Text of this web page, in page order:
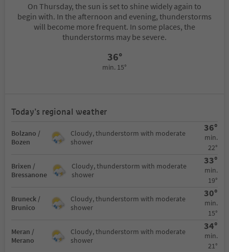
On Thursday, the sun is set to shine widely again to
begin with. In the afternoon and evening, thunderstorms
will become more frequent. In some places, the
thunderstorms may be severe.
36°
min. 15°
Today’s regional weather
Bolzano /
Bozen
Cloudy, thunderstorm with moderate
shower
36°
min.
22°
Brixen /
Bressanone
Cloudy, thunderstorm with moderate
shower
33°
min.
19°
Bruneck /
Brunico
Cloudy, thunderstorm with moderate
shower
30°
min.
15°
Meran /
Merano
Cloudy, thunderstorm with moderate
shower
34°
min.
21°